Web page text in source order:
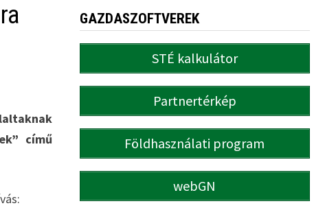
című
GAZDASZOFTVEREK
STÉ kalkulátor
Partnertérkép
Földhasználati program
webGN